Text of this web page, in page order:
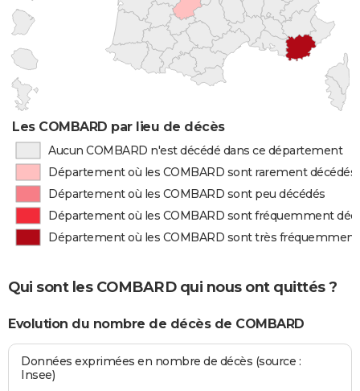
Les COMBARD par lieu de décès
Aucun COMBARD n'est décédé dans ce département
Département où les COMBARD sont rarement décédés
Département où les COMBARD sont peu décédés
Département où les COMBARD sont fréquemment
Département où les COMBARD sont très
Qui sont les COMBARD qui nous ont quittés ?
Evolution du nombre de décès de COMBARD
Données exprimées en nombre de décès (source :
Insee)